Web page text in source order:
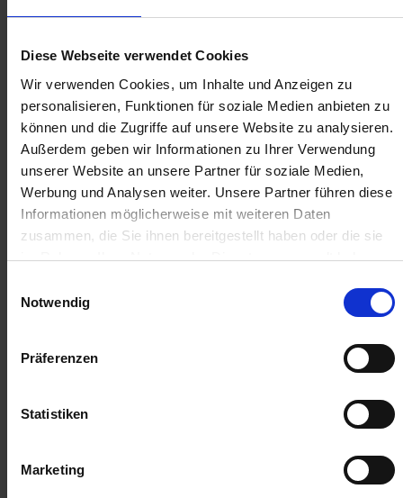
Diese Webseite verwendet Cookies
Wir verwenden Cookies, um Inhalte und Anzeigen zu
personalisieren, Funktionen für soziale Medien anbieten zu
können und die Zugriffe auf unsere Website zu analysieren.
Außerdem geben wir Informationen zu Ihrer Verwendung
unserer Website an unsere Partner für soziale Medien,
Werbung und Analysen weiter. Unsere Partner führen diese
Informationen möglicherweise mit weiteren Daten
zusammen, die Sie ihnen bereitgestellt haben oder die sie
im Rahmen Ihrer Nutzung der Dienste gesammelt haben.
Notwendig
Präferenzen
Statistiken
Marketing
29,64 € / St
pro 1 Stück
35,27 €
inkl. 19% MwSt. ,zzgl. Versandkosten
Auf Lager
Lieferung voraussichtlichab Freitag, 14. August 2026
Menge